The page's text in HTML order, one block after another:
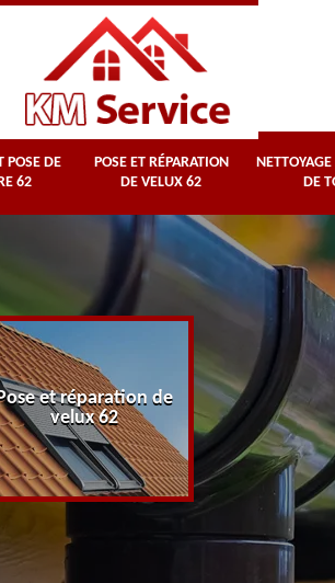
POSE DE
62
POSE ET RÉPARATION
DE VELUX 62
DE
et réparation de
velux 62
toiture